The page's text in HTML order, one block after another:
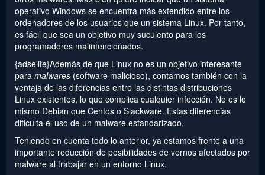
operativo Windows se encuentra más extendido entre los
ordenadores de los usuarios que un sistema Linux. Por tanto,
es fácil que sea un objetivo muy suculento para los
programadores malintencionados.
{adselite}Además de que Linux no es un objetivo interesante
para malwares (software malicioso), contamos también con la
ventaja de las diferencias entre las distintas distribuciones
Linux existentes, lo que complica cualquier infección. No es lo
mismo Debian que Centos o Slackware. Estas diferencias
dificulta el uso de un malware estandarizado.
Teniendo en cuenta todo lo anterior, ya estamos frente a una
importante reducción de posibilidades de vernos afectados por
malware al trabajar en un entorno Linux.